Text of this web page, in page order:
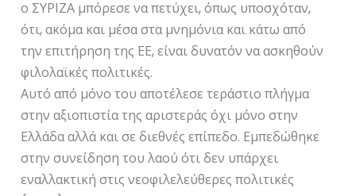
ο ΣΥΡΙΖΑ μπόρεσε να πετύχει, όπως υποσχόταν,
ότι, ακόμα και μέσα στα μνημόνια και κάτω από
την επιτήρηση της ΕΕ, είναι δυνατόν να ασκηθούν
φιλολαϊκές πολιτικές.
Αυτό από μόνο του αποτέλεσε τεράστιο πλήγμα
στην αξιοπιστία της αριστεράς όχι μόνο στην
Ελλάδα αλλά και σε διεθνές επίπεδο. Εμπεδώθηκε
στην συνείδηση του λαού ότι δεν υπάρχει
εναλλακτική στις νεοφιλελεύθερες πολιτικές